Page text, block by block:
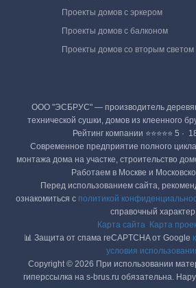
Проекты домов с эркером
Проекты домов с балконом
Проекты домов со вторым светом
ООО "ЭСБРУС" — производитель
технической сушки, домов из клеенного
Рейтинг компании ⭐⭐⭐⭐⭐ 5 ·
Современное предприятие полного цикла
монтажа дома на участке, строительство
Работаем в Москве и
Перед использованием сайта,
ознакомиться с политикой
справочный
Карта сайта
Карта
📊 Защита от спама reCAPTCHA от Google
условия
Copyright © 2026 При использовании
гиперссылка на s-brus.ru обязательна.